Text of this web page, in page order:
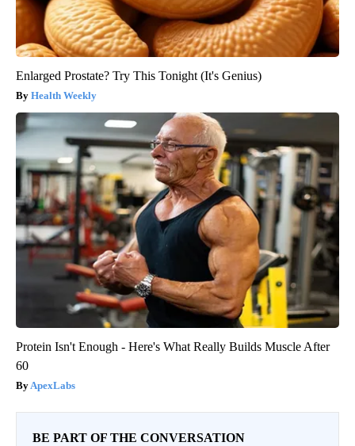
Enlarged Prostate? Try This Tonight (It's Genius)
Health Weekly
Protein Isn't Enough - Here's What Really Builds Muscle After
60
ApexLabs
BE PART OF THE CONVERSATION